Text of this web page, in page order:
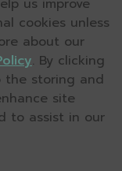
us improve
cookies unless
about our
. By clicking
the storing and
site
to assist in our